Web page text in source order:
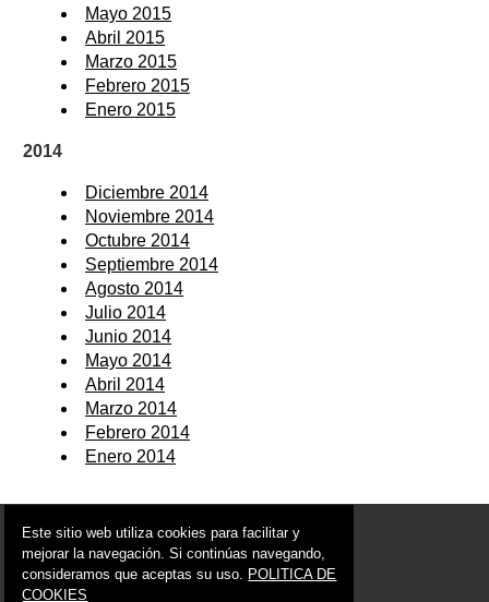
Mayo 2015
Abril 2015
Marzo 2015
Febrero 2015
Enero 2015
2014
Diciembre 2014
Noviembre 2014
Octubre 2014
Septiembre 2014
Agosto 2014
Julio 2014
Junio 2014
Mayo 2014
Abril 2014
Marzo 2014
Febrero 2014
Enero 2014
© 2006 - 2026 Portal de Fortuna Noticias
info@portaldefortuna.es
Síguenos en:
Este sitio web utiliza cookies para facilitar y
mejorar la navegación. Si continúas navegando,
consideramos que aceptas su uso. POLITICA DE
COOKIES